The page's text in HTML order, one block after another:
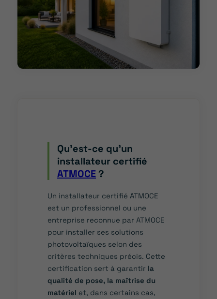
Qu’est-ce qu’un
installateur certifié
ATMOCE?
Un installateur certifié ATMOCE
est un professionnel ou une
entreprise reconnue par ATMOCE
pour installer ses solutions
photovoltaïques selon des
critères techniques précis. Cette
certification sert à garantir la
qualité de pose, la maîtrise du
matériel et, dans certains cas,